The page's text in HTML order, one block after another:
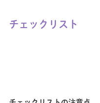
チェックリスト